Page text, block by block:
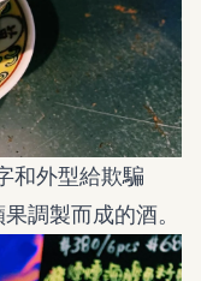
和外型給欺騙
調製而成的酒。